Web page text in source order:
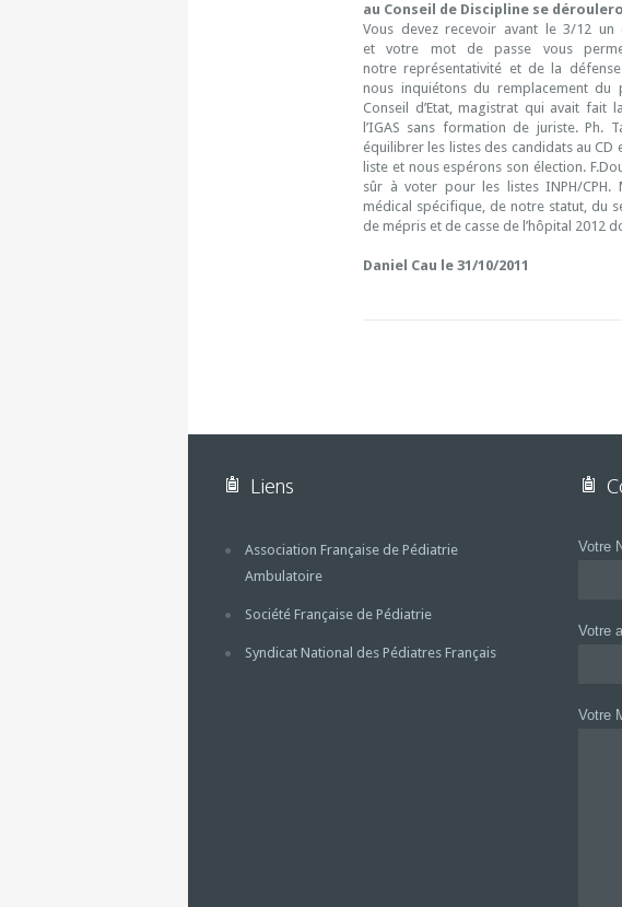
au Conseil de Discipline se
Vous devez recevoir avant le 3/12
et votre mot de passe vous
notre représentativité et de la
nous inquiétons du remplacement
Conseil d’Etat, magistrat qui avait
l’IGAS sans formation de juriste. Ph.
équilibrer les listes des candidats au CD
liste et nous espérons son élection.
sûr à voter pour les listes INPH/
médical spécifique, de notre statut, du
de mépris et de casse de l’hôpital 2012
Daniel Cau le 31/10/2011
Liens
Association Française de Pédiatrie
Ambulatoire
Société Française de Pédiatrie
Syndicat National des Pédiatres Français
Votre
Votre
Votre